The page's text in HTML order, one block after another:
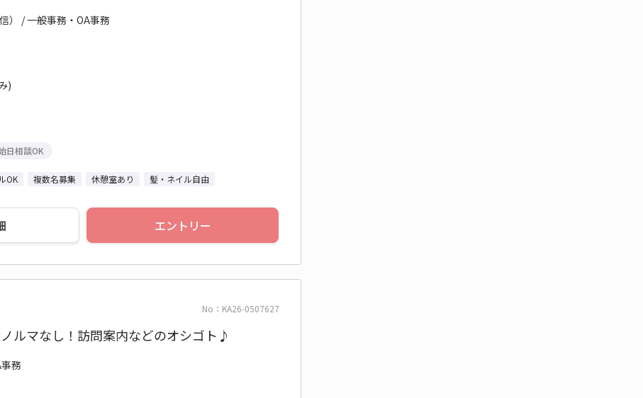
） / 一般事務・OA事務
)
日相談OK
OK 複数名募集 休憩室あり 髪・ネイル自由
エントリー
No：KA26-0507627
ルマなし！訪問案内などのオシゴト♪
務